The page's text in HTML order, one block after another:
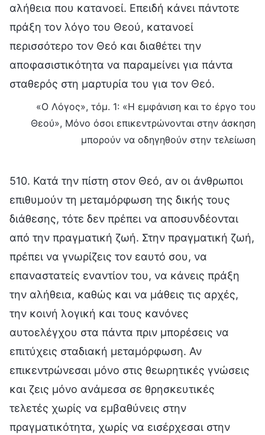
αλήθεια που κατανοεί. Επειδή κάνει πάντοτε
πράξη τον λόγο του Θεού, κατανοεί
περισσότερο τον Θεό και διαθέτει την
αποφασιστικότητα να παραμείνει για πάντα
σταθερός στη μαρτυρία του για τον Θεό.
«Ο Λόγος», τόμ. 1: «Η εμφάνιση και το έργο του
Θεού», Μόνο όσοι επικεντρώνονται στην άσκηση
μπορούν να οδηγηθούν στην τελείωση
510. Κατά την πίστη στον Θεό, αν οι άνθρωποι
επιθυμούν τη μεταμόρφωση της δικής τους
διάθεσης, τότε δεν πρέπει να αποσυνδέονται
από την πραγματική ζωή. Στην πραγματική ζωή,
πρέπει να γνωρίζεις τον εαυτό σου, να
επαναστατείς εναντίον του, να κάνεις πράξη
την αλήθεια, καθώς και να μάθεις τις αρχές,
την κοινή λογική και τους κανόνες
αυτοελέγχου στα πάντα πριν μπορέσεις να
επιτύχεις σταδιακή μεταμόρφωση. Αν
επικεντρώνεσαι μόνο στις θεωρητικές γνώσεις
και ζεις μόνο ανάμεσα σε θρησκευτικές
τελετές χωρίς να εμβαθύνεις στην
πραγματικότητα, χωρίς να εισέρχεσαι στην